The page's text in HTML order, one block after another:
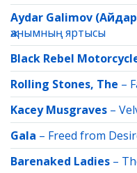
Aydar Galimov
җанымның яртысы
Black Rebel
Rolling Stones, The –
Kacey Musgraves –
Gala – Freed from
Barenaked Ladies –